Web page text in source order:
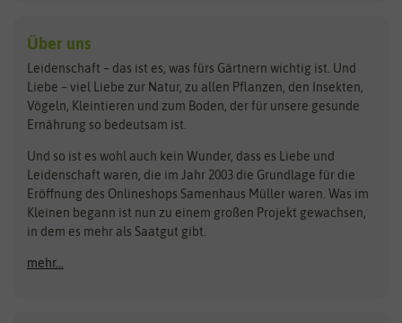
Kräutersamen
Obstsamen
Pilzbrut
Rasensamen
Steckzwiebeln
Zimmer & Kübelpflanzen
Kataloge
Schnäppchen
Anzucht & Gartenzubehör
Anzuchtschalen
Benary
Bingenheimer Saatgut
BioBalu
Bionana
BIOWOL
Blumicorn
Bûten Birds
Dürr-Samen
elho
Feldsaaten Freudenberger
Fertil
Flora Elite
Über uns
Leidenschaft – das ist es, was fürs Gärtnern wichtig ist. Und
Liebe – viel Liebe zur Natur, zu allen Pflanzen, den Insekten,
Vögeln, Kleintieren und zum Boden, der für unsere gesunde
Ernährung so bedeutsam ist.
Und so ist es wohl auch kein Wunder, dass es Liebe und
Leidenschaft waren, die im Jahr 2003 die Grundlage für die
Eröffnung des Onlineshops Samenhaus Müller waren. Was im
Kleinen begann ist nun zu einem großen Projekt gewachsen,
in dem es mehr als Saatgut gibt.
mehr...